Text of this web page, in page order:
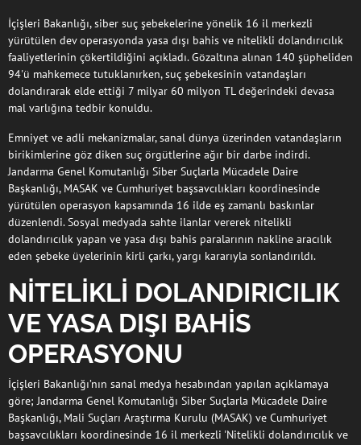
İçişleri Bakanlığı, siber suç şebekelerine yönelik 16 il merkezli
yürütülen dev operasyonda yasa dışı bahis ve nitelikli dolandırıcılık
faaliyetlerinin çökertildiğini açıkladı. Gözaltına alınan 140 şüpheliden
94'ü mahkemece tutuklanırken, suç şebekesinin vatandaşları
dolandırarak elde ettiği 7 milyar 60 milyon TL değerindeki devasa
mal varlığına tedbir konuldu.
Emniyet ve adli mekanizmalar, sanal dünya üzerinden vatandaşların
birikimlerine göz diken suç örgütlerine ağır bir darbe indirdi.
Jandarma Genel Komutanlığı Siber Suçlarla Mücadele Daire
Başkanlığı, MASAK ve Cumhuriyet başsavcılıkları koordinesinde
yürütülen operasyon kapsamında 16 ilde eş zamanlı baskınlar
düzenlendi. Sosyal medyada sahte ilanlar vererek nitelikli
dolandırıcılık yapan ve yasa dışı bahis paralarının nakline aracılık
eden şebeke üyelerinin kirli çarkı, yargı kararıyla sonlandırıldı.
NİTELİKLİ DOLANDIRICILIK
VE YASA DIŞI BAHİS
OPERASYONU
İçişleri Bakanlığı’nın sanal medya hesabından yapılan açıklamaya
göre; Jandarma Genel Komutanlığı Siber Suçlarla Mücadele Daire
Başkanlığı, Mali Suçları Araştırma Kurulu (MASAK) ve Cumhuriyet
başsavcılıkları koordinesinde 16 il merkezli 'Nitelikli dolandırıcılık ve